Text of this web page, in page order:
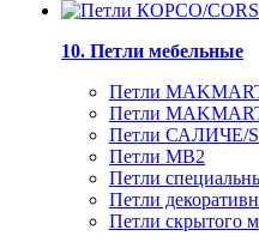
10. Петли мебельные
Петли
Петли
Петли САЛИЧЕ/
Петли MB2
Петли
Петли
Петли скрытого